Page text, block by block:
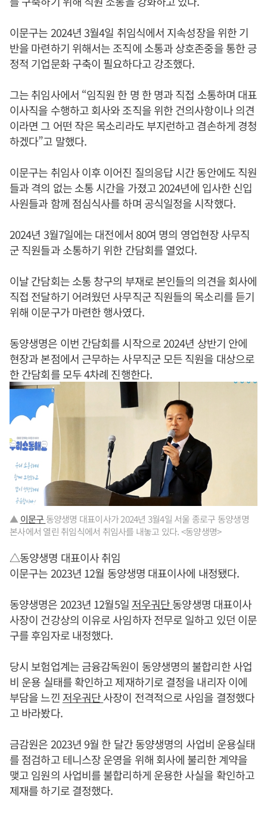
이문구는 2024년 3월4일 취임식에서 지속성장을 위한 기
반을 마련하기 위해서는 조직에 소통과 상호존중을 통한 긍
정적 기업문화 구축이 필요하다고 강조했다.
그는 취임사에서 “임직원 한 명 한 명과 직접 소통하며 대표
이사직을 수행하고 회사와 조직을 위한 건의사항이나 의견
이라면 그 어떤 작은 목소리라도 부지런하고 겸손하게 경청
하겠다”고 말했다.
이문구는 취임사 이후 이어진 질의응답 시간 동안에도 직원
들과 격의 없는 소통 시간을 가졌고 2024년에 입사한 신입
사원들과 함께 점심식사를 하며 공식일정을 시작했다.
2024년 3월7일에는 대전에서 80여 명의 영업현장 사무직
군 직원들과 소통하기 위한 간담회를 열었다.
이날 간담회는 소통 창구의 부재로 본인들의 의견을 회사에
직접 전달하기 어려웠던 사무직군 직원들의 목소리를 듣기
위해 이문구가 마련한 행사였다.
동양생명은 이번 간담회를 시작으로 2024년 상반기 안에
현장과 본점에서 근무하는 사무직군 모든 직원을 대상으로
한 간담회를 모두 4차례 진행한다.
▲ 이문구 동양생명 대표이사가 2024년 3월4일 서울 종로구 동양생명
본사에서 열린 취임식에서 취임사를 내놓고 있다. <동양생명>
△동양생명 대표이사 취임
이문구는 2023년 12월 동양생명 대표이사에 내정됐다.
동양생명은 2023년 12월5일 저우궈단동양생명 대표이사
사장이 건강상의 이유로 사임하자 전무로 일하고 있던 이문
구를 후임자로 내정했다.
당시 보험업계는 금융감독원이 동양생명의 불합리한 사업
비 운용 실태를 확인하고 제재하기로 결정을 내리자 이에
부담을 느낀 저우궈단사장이 전격적으로 사임을 결정했다
고 바라봤다.
금감원은 2023년 9월 한 달간 동양생명의 사업비 운용실태
를 점검하고 테니스장 운영을 위해 회사에 불리한 계약을
맺고 임원의 사업비를 불합리하게 운용한 사실을 확인하고
제재를 하기로 결정했다.